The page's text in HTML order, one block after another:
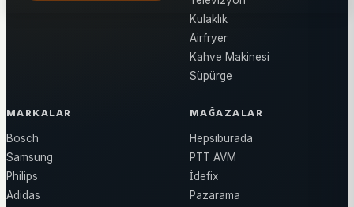
Kulaklık
Airfryer
Kahve Makinesi
Süpürge
MARKALAR
Bosch
Samsung
Philips
Adidas
MAĞAZALAR
Hepsiburada
PTT AVM
İdefix
Pazarama